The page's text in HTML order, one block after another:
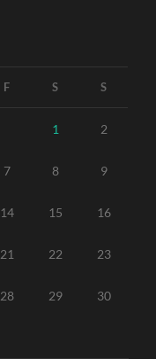
F S S
1 2
7 8 9
14 15 16
21 22 23
28 29 30